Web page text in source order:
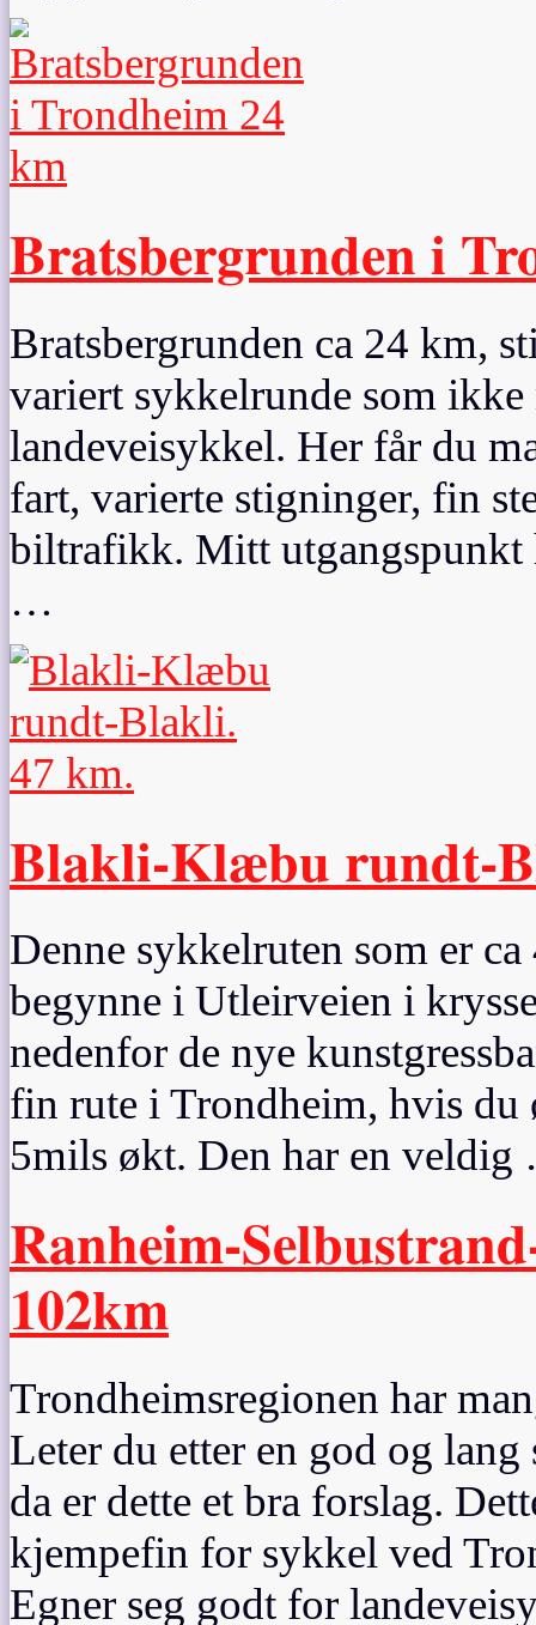
Bratsbergrunden i
Bratsbergrunden ca 24 km,
variert sykkelrunde som
landeveisykkel. Her får du
fart, varierte stigninger, fin
biltrafikk. Mitt utgangspunkt
…
Blakli-Klæbu rundt-
Denne sykkelruten som er
begynne i Utleirveien i
nedenfor de nye
fin rute i Trondheim, hvis du
5mils økt. Den har en
Ranheim-
102km
Trondheimsregionen har
Leter du etter en god og
da er dette et bra forslag.
kjempefin for sykkel ved
Egner seg godt for